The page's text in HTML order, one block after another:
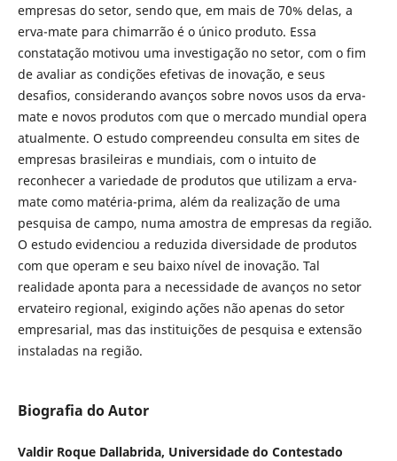
empresas do setor, sendo que, em mais de 70% delas, a
erva-mate para chimarrão é o único produto. Essa
constatação motivou uma investigação no setor, com o fim
de avaliar as condições efetivas de inovação, e seus
desafios, considerando avanços sobre novos usos da erva-
mate e novos produtos com que o mercado mundial opera
atualmente. O estudo compreendeu consulta em sites de
empresas brasileiras e mundiais, com o intuito de
reconhecer a variedade de produtos que utilizam a erva-
mate como matéria-prima, além da realização de uma
pesquisa de campo, numa amostra de empresas da região.
O estudo evidenciou a reduzida diversidade de produtos
com que operam e seu baixo nível de inovação. Tal
realidade aponta para a necessidade de avanços no setor
ervateiro regional, exigindo ações não apenas do setor
empresarial, mas das instituições de pesquisa e extensão
instaladas na região.
Biografia do Autor
Valdir Roque Dallabrida, Universidade do Contestado